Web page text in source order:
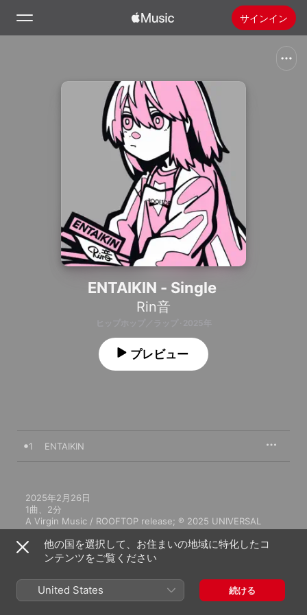
サインイン
Apple Musicをインストール
ENTAIKIN - Single
Rin音
ヒップホップ／ラップ · 2025年
プレビュー
1 ENTAIKIN
2025年2月26日
1曲、2分
A Virgin Music / ROOFTOP release; ℗ 2025 UNIVERSAL
MUSIC LLC
他の国を選択して、お住まいの地域に特化したコ
ンテンツをご覧ください
United States 続ける